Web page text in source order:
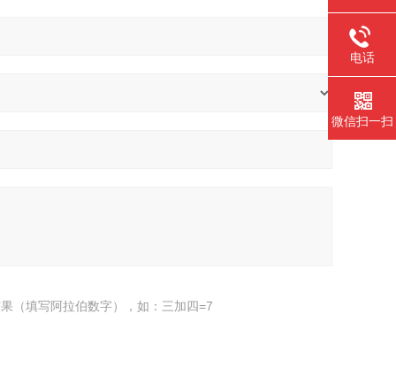
（填写阿拉伯数字），如：三加四=7
电话
微信扫一扫